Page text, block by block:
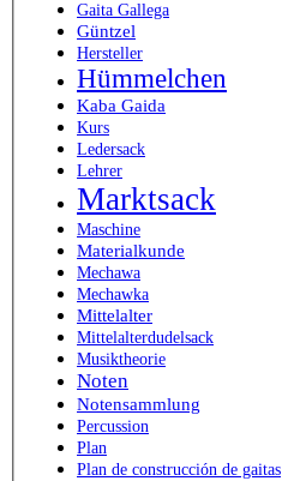
Gaita Gallega
Güntzel
Hersteller
Hümmelchen
Kaba Gaida
Kurs
Ledersack
Lehrer
Marktsack
Maschine
Materialkunde
Mechawa
Mechawka
Mittelalter
Mittelalterdudelsack
Musiktheorie
Noten
Notensammlung
Percussion
Plan
Plan de construcción de gaitas